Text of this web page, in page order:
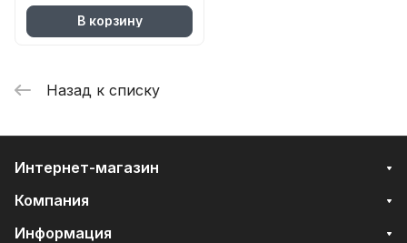
В корзину
Назад к списку
Интернет-магазин
Компания
Информация